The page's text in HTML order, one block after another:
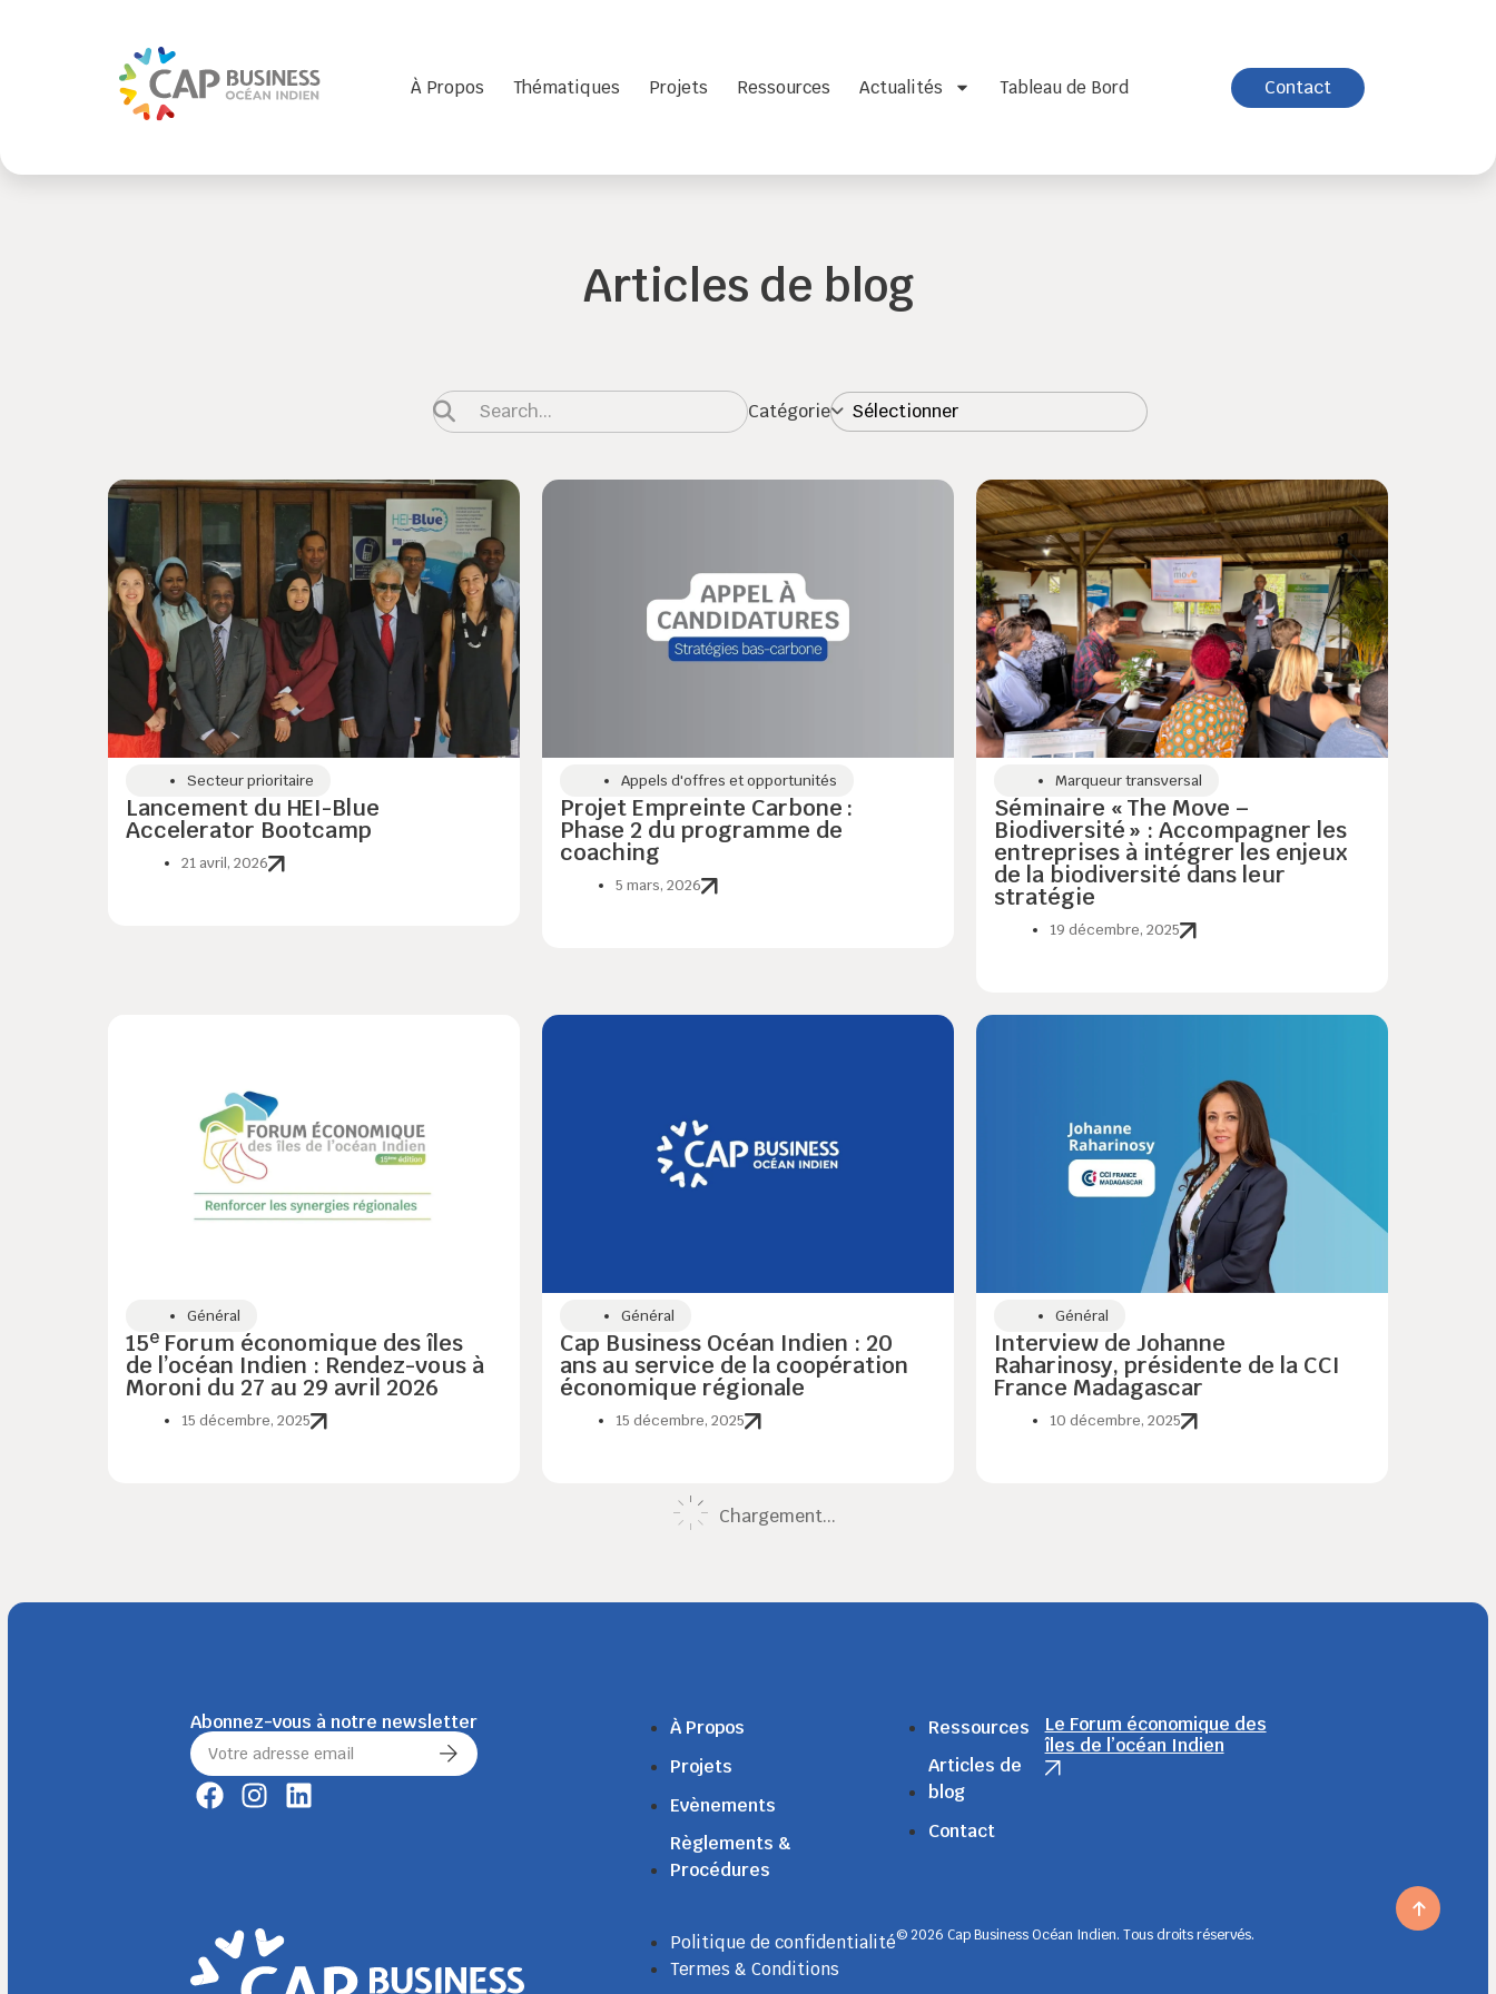
À Propos Thématiques Projets Ressources Actualités Tableau de Bord Contact
Articles de blog
Catégorie
Secteur prioritaire
Lancement du HEI-Blue
Accelerator Bootcamp
21 avril, 2026
Appels d'offres et opportunités
Projet Empreinte Carbone :
Phase 2 du programme de
coaching
5 mars, 2026
Marqueur transversal
Séminaire « The Move –
Biodiversité » : Accompagner les
entreprises à intégrer les enjeux
de la biodiversité dans leur
stratégie
19 décembre, 2025
Général
15e Forum économique des îles
de l’océan Indien : Rendez-vous à
Moroni du 27 au 29 avril 2026
15 décembre, 2025
Général
Cap Business Océan Indien : 20
ans au service de la coopération
économique régionale
15 décembre, 2025
Général
Interview de Johanne
Raharinosy, présidente de la CCI
France Madagascar
10 décembre, 2025
Chargement...
Abonnez-vous à notre newsletter
À Propos
Projets
Evènements
Règlements &
Procédures
Ressources
Articles de
blog
Contact
Le Forum économique des
îles de l’océan Indien
Politique de confidentialité
Termes & Conditions
© 2026 Cap Business Océan Indien. Tous droits réservés.